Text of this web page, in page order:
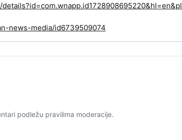
news-media/id6739509074
podležu pravilima moderacije.